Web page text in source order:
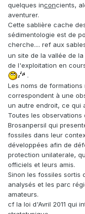
quelques inconcients,
aventurer.
Cette sablière cache
sédimentologie est de
cherche.... ref aux
un site de la vallée de
de l'exploitation en
.
Les noms de
correspondent à une
un autre endroit, ce qui
Toutes les
Brosanpersil qui
fossiles dans leur
développées afin de
protection unilaterale,
officiels et leurs amis.
Sinon les fossiles sortis
analysés et les parc
amateurs.
cf la loi d'Avril 2011 qui